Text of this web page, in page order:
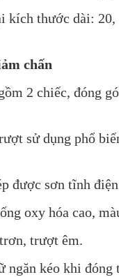
kích thước dài: 20,
chấn
2 chiếc, đóng
sử dụng phổ
được sơn tĩnh
oxy hóa cao,
trượt êm.
ngăn kéo khi đóng